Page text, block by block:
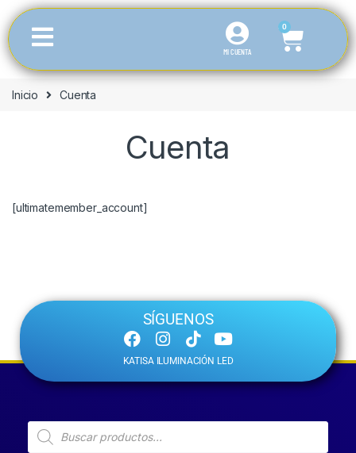
MI CUENTA
0
Inicio Cuenta
Cuenta
[ultimatemember_account]
SÍGUENOS
KATISA ILUMINACIÓN LED